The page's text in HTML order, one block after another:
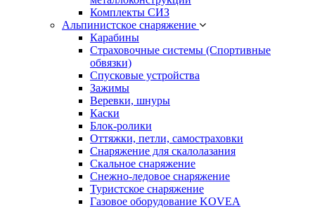
Комплекты СИЗ
Альпинистское снаряжение
Карабины
Страховочные системы (Спортивные
обвязки)
Спусковые устройства
Зажимы
Веревки, шнуры
Каски
Блок-ролики
Оттяжки, петли, самостраховки
Снаряжение для скалолазания
Скальное снаряжение
Снежно-ледовое снаряжение
Туристское снаряжение
Газовое оборудование KOVEA